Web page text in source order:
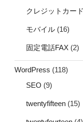
クレジットカー
モバイル (16)
固定電話FAX (2)
WordPress (118)
SEO (9)
twentyfifteen (15)